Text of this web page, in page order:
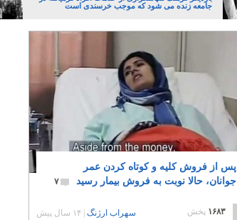
جامعه زنده می شود که موجب خرسندی است
پس از فروش کلیه و کوتاه کردن عمر
جوانان، حالا نوبت به فروش بیمار رسید
۷
۱۶۸۳ پخش سهراب ارژنگ |۱۴ سال پیش